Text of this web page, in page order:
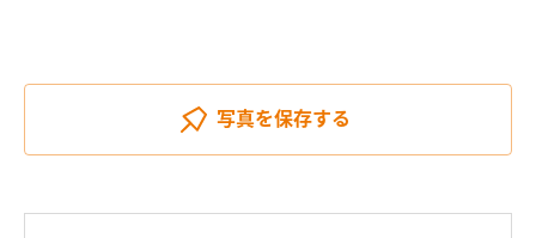
写真を保存する